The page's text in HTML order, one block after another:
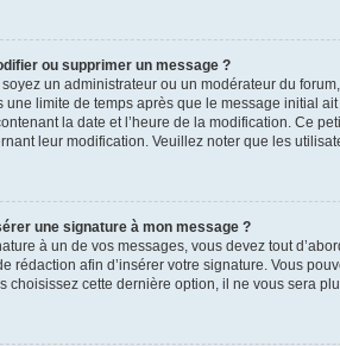
ou supprimer un message ?
un administrateur ou un modérateur du
une limite de temps après que le message initial
la date et l’heure de la modification. Ce
leur modification. Veuillez noter que les
une signature à mon message ?
à un de vos messages, vous devez tout
rédaction afin d’insérer votre signature. Vous
choisissez cette dernière option, il ne vous sera